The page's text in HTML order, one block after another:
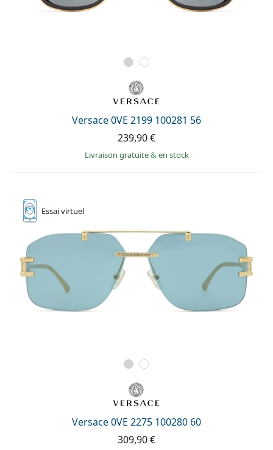
Versace 0VE 2199 100281 56
239,90 €
Livraison gratuite& en stock
Essaivirtuel
Versace 0VE 2275 100280 60
309,90 €